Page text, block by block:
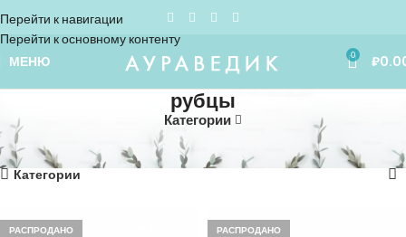
Перейти к навигации
Перейти к основному контенту
МЕНЮ 0 ₽
рубцы
Категории
Home Показаны все (9)
Категории
РАСПРОДАНО РАСПРОДАНО